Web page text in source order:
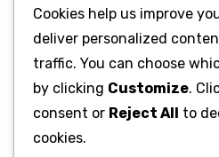
16
30
А
замок
17
– Запасний
18
Cookies help us improve
deliver personalized
traffic. You can choose
by clicking Customize.
consent or Reject All to
cookies.